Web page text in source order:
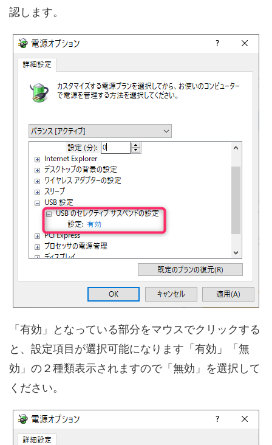
認します。
「有効」となっている部分をマウスでクリックする
と、設定項目が選択可能になります「有効」「無
効」の２種類表示されますので「無効」を選択して
ください。